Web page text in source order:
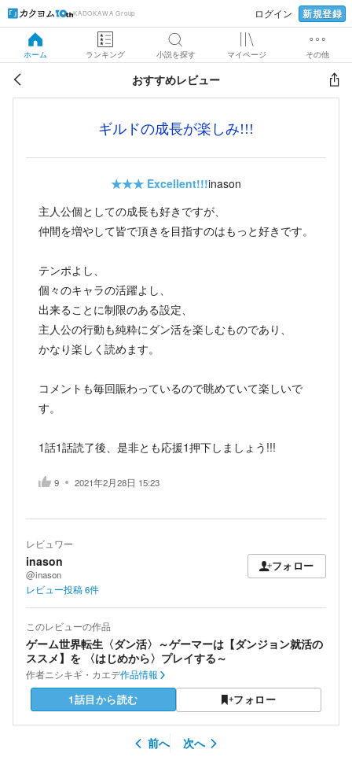
KADOKAWA Group ログイン 新規登録
ホーム ランキング 小説を探す マイページ その他
おすすめレビュー
ギルドの成長が楽しみ!!!
★★★ Excellent!!!inason
主人公個としての成長も好きですが、
仲間を増やして皆で頂きを目指すのはもっと好きです。
テンポよし、
個々のキャラの活躍よし、
出来ることに制限のある設定、
主人公の行動も純粋にダン活を楽しむものであり、
かなり楽しく読めます。
コメントも毎回賑わっているので眺めていて楽しいで
す。
1話1話読了後、是非とも応援1押下しましょう!!!
9 2021年2月28日 15:23
レビュワー
inason
@inason
フォロー
レビュー投稿6件
このレビューの作品
ゲーム世界転生〈ダン活〉～ゲーマーは【ダンジョン就活の
ススメ】を 〈はじめから〉プレイする～
作者ニシキギ・カエデ作品情報
1話目から読む フォロー
前へ 次へ